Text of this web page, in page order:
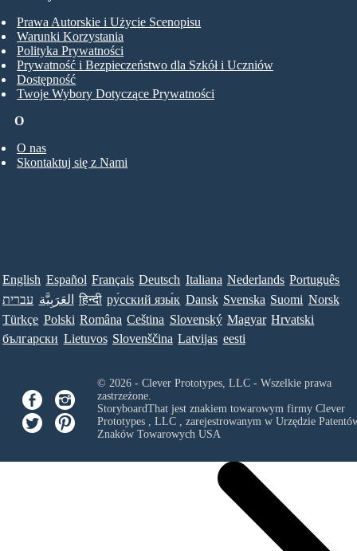
O
O nas
Skontaktuj się z Nami
Prawa Autorskie i Użycie Scenopisu
Warunki Korzystania
Polityka Prywatności
Prywatność i Bezpieczeństwo dla Szkół i Uczniów
Dostępność
Twoje Wybory Dotyczące Prywatności
English Español Français Deutsch Italiana Nederlands Português
עברית العَرَبِيَّة हिन्दी ру́сский язы́к Dansk Svenska Suomi Norsk
Türkçe Polski Româna Ceština Slovenský Magyar Hrvatski
български Lietuvos Slovenščina Latvijas eesti
© 2026 - Clever Prototypes, LLC - Wszelkie prawa
zastrzeżone.
StoryboardThat jest znakiem towarowym firmy Clever
Prototypes , LLC, zarejestrowanym w Urzędzie
Znaków Towarowych USA